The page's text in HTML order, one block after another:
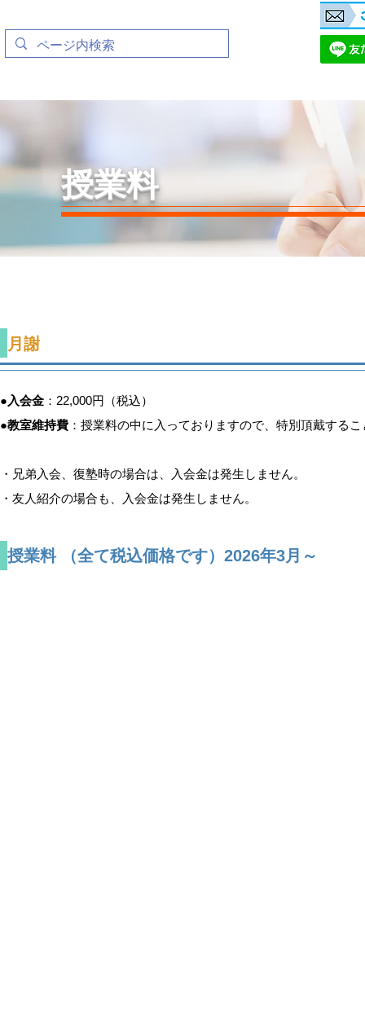
​授業料
​月謝
● 入会金 ：22,000円（税込）
​●教室維持費 ：授業料の中に入っておりますので、特別頂戴する
・兄弟入会、復塾時の場合は、入会金は発生しません。
​・友人紹介の場合も、入会金は発生しません。
​授業料 （全て税込価格です）2026年3月～